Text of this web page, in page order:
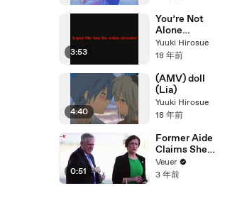
3:53
You’re Not
Alone
[YUBIWA
ENGLISH
Yuuki Hirosue
18 年前
4:40
(AMV) doll
(Lia)
Yuuki Hirosue
18 年前
0:51
Former Aide
Claims She
Was Asked to
Make a ‘Hit
Veuer
3 年前